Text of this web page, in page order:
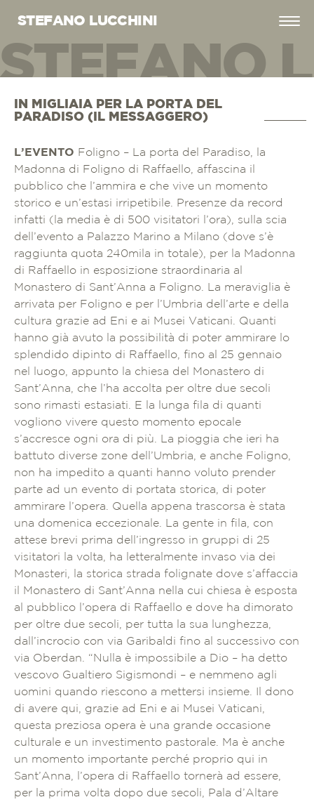
STEFANO LUCCHINI
IN MIGLIAIA PER LA PORTA DEL
PARADISO (IL MESSAGGERO)
L’EVENTO Foligno – La porta del Paradiso, la
Madonna di Foligno di Raffaello, affascina il
pubblico che l’ammira e che vive un momento
storico e un’estasi irripetibile. Presenze da record
infatti (la media è di 500 visitatori l’ora), sulla scia
dell’evento a Palazzo Marino a Milano (dove s’è
raggiunta quota 240mila in totale), per la Madonna
di Raffaello in esposizione straordinaria al
Monastero di Sant’Anna a Foligno. La meraviglia è
arrivata per Foligno e per l’Umbria dell’arte e della
cultura grazie ad Eni e ai Musei Vaticani. Quanti
hanno già avuto la possibilità di poter ammirare lo
splendido dipinto di Raffaello, fino al 25 gennaio
nel luogo, appunto la chiesa del Monastero di
Sant’Anna, che l’ha accolta per oltre due secoli
sono rimasti estasiati. E la lunga fila di quanti
vogliono vivere questo momento epocale
s’accresce ogni ora di più. La pioggia che ieri ha
battuto diverse zone dell’Umbria, e anche Foligno,
non ha impedito a quanti hanno voluto prender
parte ad un evento di portata storica, di poter
ammirare l’opera. Quella appena trascorsa è stata
una domenica eccezionale. La gente in fila, con
attese brevi prima dell’ingresso in gruppi di 25
visitatori la volta, ha letteralmente invaso via dei
Monasteri, la storica strada folignate dove s’affaccia
il Monastero di Sant’Anna nella cui chiesa è esposta
al pubblico l’opera di Raffaello e dove ha dimorato
per oltre due secoli, per tutta la sua lunghezza,
dall’incrocio con via Garibaldi fino al successivo con
via Oberdan. “Nulla è impossibile a Dio – ha detto
vescovo Gualtiero Sigismondi – e nemmeno agli
uomini quando riescono a mettersi insieme. Il dono
di avere qui, grazie ad Eni e ai Musei Vaticani,
questa preziosa opera è una grande occasione
culturale e un investimento pastorale. Ma è anche
un momento importante perché proprio qui in
Sant’Anna, l’opera di Raffaello tornerà ad essere,
per la prima volta dopo due secoli, Pala d’Altare